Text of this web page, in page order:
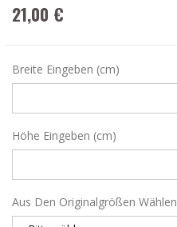
21,00 €
Breite Eingeben (cm)
Höhe Eingeben (cm)
Aus Den Originalgrößen Wählen